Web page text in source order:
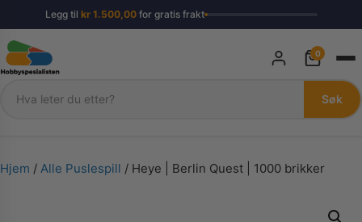
Legg til kr1.500,00for gratis frakt
Søk
Søk
0
Hjem / Alle Puslespill / Heye | Berlin Quest | 1000 brikker